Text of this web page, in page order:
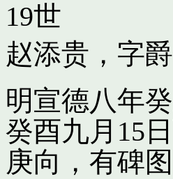
19世
赵添贵，字
明宣德八年
癸酉九月15
庚向，有碑图